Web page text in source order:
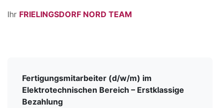
Ihr FRIELINGSDORF NORD TEAM
Fertigungsmitarbeiter (d/w/m) im
Elektrotechnischen Bereich – Erstklassige
Bezahlung